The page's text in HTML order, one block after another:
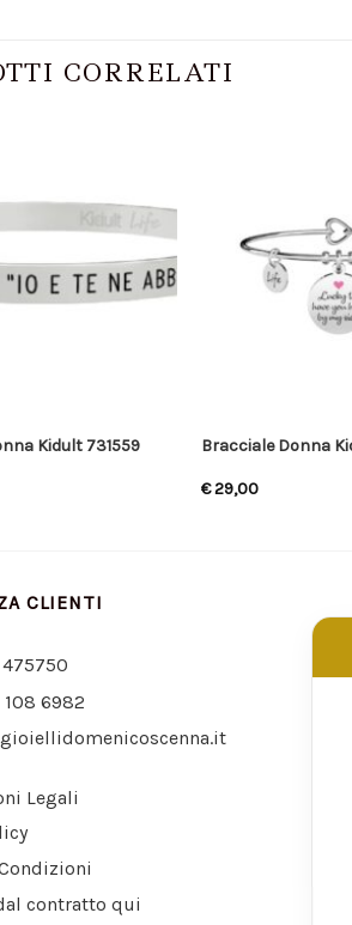
CORRELATI
Kidult 731559 Bracciale Donna
€29,00
CLIENTI
6982
Legali
contratto qui